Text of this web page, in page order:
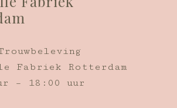
Fabriek Rotterdam
– 18:00 uur